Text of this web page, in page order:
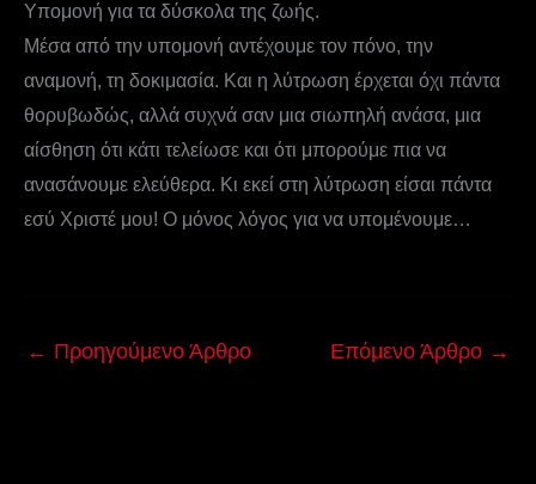
Υπομονή για τα δύσκολα της ζωής.
Μέσα από την υπομονή αντέχουμε τον πόνο, την
αναμονή, τη δοκιμασία. Και η λύτρωση έρχεται όχι πάντα
θορυβωδώς, αλλά συχνά σαν μια σιωπηλή ανάσα, μια
αίσθηση ότι κάτι τελείωσε και ότι μπορούμε πια να
ανασάνουμε ελεύθερα. Κι εκεί στη λύτρωση είσαι πάντα
εσύ Χριστέ μου! Ο μόνος λόγος για να υπομένουμε…
← Προηγούμενο Άρθρο Επόμενο Άρθρο →